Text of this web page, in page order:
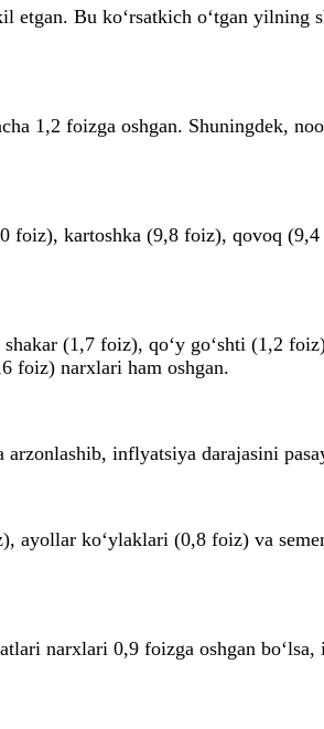
Bu ko‘rsatkich o‘tgan
1,2 foizga oshgan. Shuningdek,
foiz), kartoshka (9,8 foiz), qovoq
(1,7 foiz), qo‘y go‘shti (1,2
foiz) narxlari ham oshgan.
inflyatsiya darajasini
ko‘ylaklari (0,8 foiz) va
narxlari 0,9 foizga oshgan